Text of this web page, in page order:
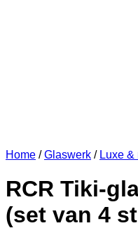
Home / Glaswerk / Luxe
RCR Tiki-
(set van 4